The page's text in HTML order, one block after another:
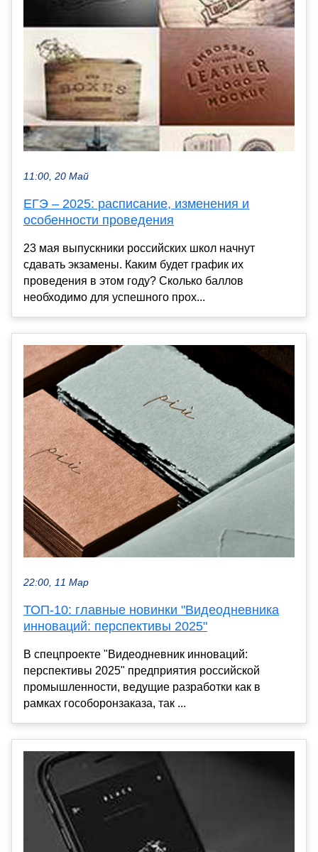
11:00, 20 Май
ЕГЭ – 2025: расписание, изменения и
особенности проведения
23 мая выпускники российских школ начнут
сдавать экзамены. Каким будет график их
проведения в этом году? Сколько баллов
необходимо для успешного прох...
22:00, 11 Мар
ТОП-10: главные новинки "Видеодневника
инноваций: перспективы 2025"
В спецпроекте "Видеодневник инноваций:
перспективы 2025" предприятия российской
промышленности, ведущие разработки как в
рамках гособоронзаказа, так ...